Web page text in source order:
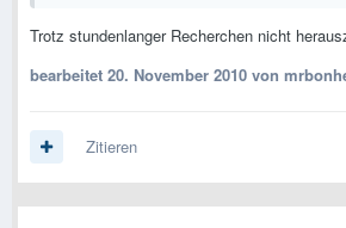
Trotz stundenlanger Recherchen nicht
bearbeitet 20. November 2010 von
Zitieren